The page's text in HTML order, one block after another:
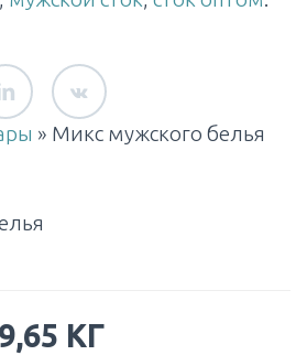
» Микс мужского белья
9,65 КГ